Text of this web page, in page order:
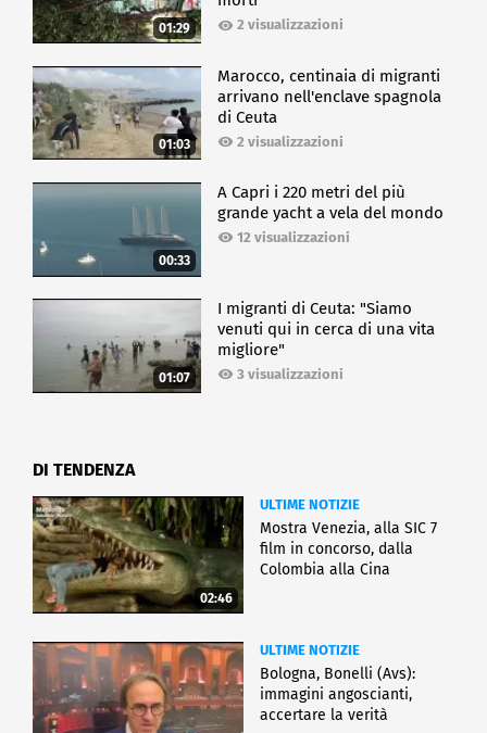
01:29 2 visualizzazioni
01:03
Marocco, centinaia di migranti
arrivano nell'enclave spagnola
di Ceuta
2 visualizzazioni
00:33
A Capri i 220 metri del più
grande yacht a vela del mondo
12 visualizzazioni
01:07
I migranti di Ceuta: "Siamo
venuti qui in cerca di una vita
migliore"
3 visualizzazioni
DI TENDENZA
02:46
ULTIME NOTIZIE
Mostra Venezia, alla SIC 7
film in concorso, dalla
Colombia alla Cina
ULTIME NOTIZIE
Bologna, Bonelli (Avs):
immagini angoscianti,
accertare la verità